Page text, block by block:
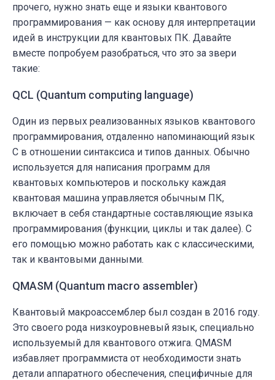
прочего, нужно знать еще и языки квантового
программирования — как основу для интерпретации
идей в инструкции для квантовых ПК. Давайте
вместе попробуем разобраться, что это за звери
такие:
QCL (Quantum computing language)
Один из первых реализованных языков квантового
программирования, отдаленно напоминающий язык
C в отношении синтаксиса и типов данных. Обычно
используется для написания программ для
квантовых компьютеров и поскольку каждая
квантовая машина управляется обычным ПК,
включает в себя стандартные составляющие языка
программирования (функции, циклы и так далее). С
его помощью можно работать как с классическими,
так и квантовыми данными.
QMASM (Quantum macro assembler)
Квантовый макроассемблер был создан в 2016 году.
Это своего рода низкоуровневый язык, специально
используемый для квантового отжига. QMASM
избавляет программиста от необходимости знать
детали аппаратного обеспечения, специфичные для